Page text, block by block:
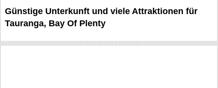
Günstige Unterkunft und viele Attraktionen für
Tauranga, Bay Of Plenty